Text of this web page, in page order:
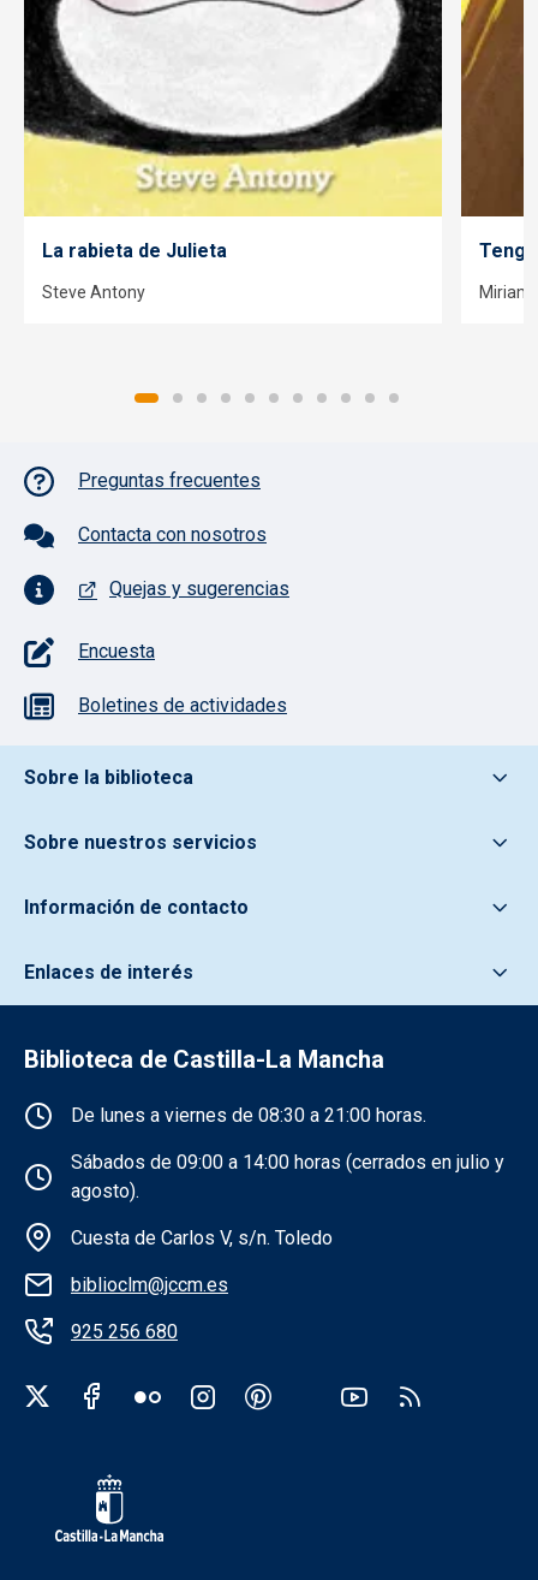
La rabieta de Julieta
Steve Antony Miriam
Pie de página con iconos
Preguntas frecuentes
Contacta con nosotros
Quejas y sugerencias
Encuesta
Boletines de actividades
Pie de pagina información
Sobre la biblioteca
Sobre nuestros servicios
Información de contacto
Enlaces de interés
Biblioteca de Castilla-La Mancha
Información de la institución
De lunes a viernes de 08:30 a 21:00 horas.
Sábados de 09:00 a 14:00 horas (cerrados en julio y
agosto).
Cuesta de Carlos V, s/n. Toledo
biblioclm@jccm.es
925 256 680
Redes sociales institución